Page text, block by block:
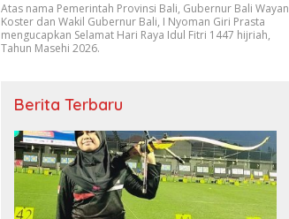
Atas nama Pemerintah Provinsi Bali, Gubernur Bali Wayan
Koster dan Wakil Gubernur Bali, I Nyoman Giri Prasta
mengucapkan Selamat Hari Raya Idul Fitri 1447 hijriah,
Tahun Masehi 2026.
Berita Terbaru